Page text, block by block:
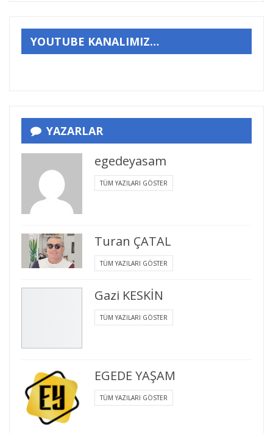
YOUTUBE KANALIMIZ…
YAZARLAR
egedeyasam
TÜM YAZILARI GÖSTER
Turan ÇATAL
TÜM YAZILARI GÖSTER
Gazi KESKİN
TÜM YAZILARI GÖSTER
EGEDE YAŞAM
TÜM YAZILARI GÖSTER